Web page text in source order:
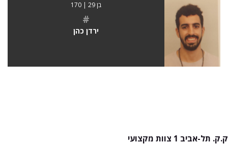
בן 29 | 170
#
ירדן כהן
ק.ק. תל-אביב 1 צוות מקצועי